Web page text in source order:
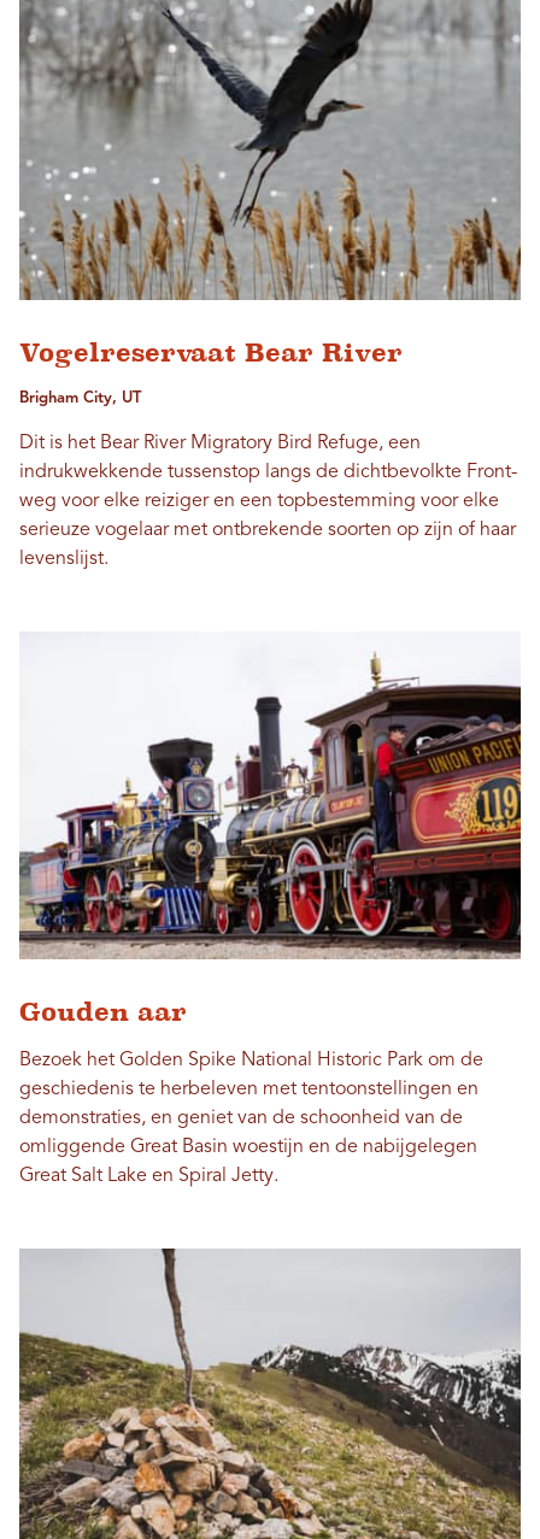
Vogelreservaat Bear River
Brigham City, UT
Dit is het Bear River Migratory Bird Refuge, een
indrukwekkende tussenstop langs de dichtbevolkte Front-
weg voor elke reiziger en een topbestemming voor elke
serieuze vogelaar met ontbrekende soorten op zijn of haar
levenslijst.
Gouden aar
Bezoek het Golden Spike National Historic Park om de
geschiedenis te herbeleven met tentoonstellingen en
demonstraties, en geniet van de schoonheid van de
omliggende Great Basin woestijn en de nabijgelegen
Great Salt Lake en Spiral Jetty.